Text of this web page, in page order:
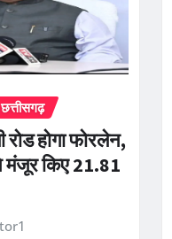
रोड होगा फोरलेन,
मंजूर किए 21.81